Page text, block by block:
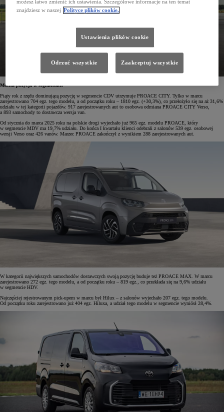
Mocna pozycja w segmentach
Piąty rok z rzędu dominującą pozycję w segmencie CDV utrzymuje PROACE CITY. Tylko w marcu
zarejestrowano 704 egz. tego modelu, a od początku roku – 1810 egz. (+30,3%), co przełożyło się na aż 31,6%
udziału w tej kategorii pojazdów. 917 zarejestrowanych aut to osobowa odmiana PROACE CITY Verso,
a 893 samochody to dostawcza wersja van.
Od stycznia do marca 2025 roku na polskie drogi wyjechało już 965 egz. modelu PROACE, który
w segmencie MDV ma 19,7% udziału. Do końca I kwartału klienci odebrali z salonów 539 egz. osobowej
wersji Verso oraz 426 vanów. Marzec PROACE zakończył z wynikiem 288 zarejestrowanych aut.
W kategorii największych samochodów dostawczych swoją pozycję buduje też PROACE MAX. W marcu
zarejestrowano 272 egz. tego modelu, a od początku roku – 819 egz., co przekłada się na 9,6% udziału
w segmencie HDV.
Najczęściej rejestrowanym pick-upem w marcu był Hilux – z salonów wyjechało 207 egz. tego modelu.
Od początku roku zarejestrowano już 404 egz. Hiluxa, a udział tego modelu w segmencie wyniósł 28,4%.
możesz łatwo zmienić ich ustawienia. Szczegółowe informacje na ten temat
znajdziesz w naszej Polityce plików cookie.
Ustawienia plików cookie
Odrzuć wszystkie Zaakceptuj wszystkie